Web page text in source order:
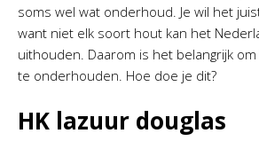
soms wel wat onderhoud. Je wil het
want niet elk soort hout kan het
uithouden. Daarom is het belangrijk
te onderhouden. Hoe doe je dit?
HK lazuur douglas